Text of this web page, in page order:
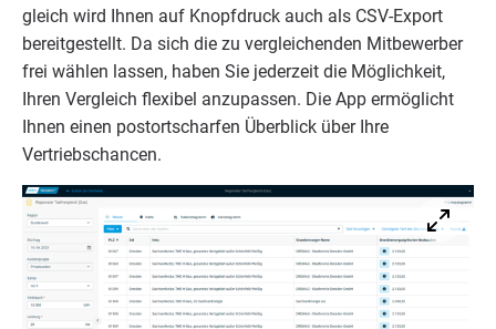
gleich wird Ihnen auf Knopf­druck auch als CSV-Export
bereit­ge­stellt. Da sich die zu ver­glei­chen­den Mit­be­wer­ber
frei wäh­len las­sen, haben Sie jeder­zeit die Mög­lich­keit,
Ihren Ver­gleich fle­xi­bel anzu­pas­sen. Die App ermög­licht
Ihnen einen post­ort­schar­fen Über­blick über Ihre
Vertriebschancen.